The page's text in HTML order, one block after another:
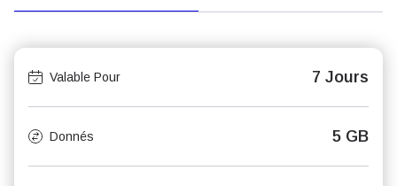
Valable Pour 7 Jours
Donnés 5 GB